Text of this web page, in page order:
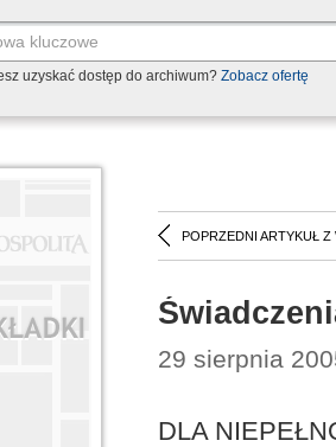
uzyskać dostęp do archiwum? Zobacz ofertę
POPRZEDNI ARTYKUŁ Z
29 sierpnia
DLA